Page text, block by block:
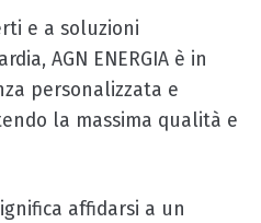
e a soluzioni
AGN ENERGIA è in
personalizzata e
la massima qualità e
affidarsi a un